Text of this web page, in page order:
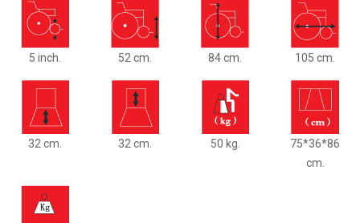
5 inch. 52 cm. 84 cm. 105 cm.
32 cm. 32 cm. 50 kg.
75*36*86
cm.